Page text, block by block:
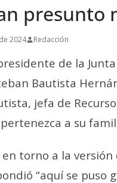
presunto
2024 Redacción
de la
Bautista
jefa de
a su
torno a la
“aquí se puso